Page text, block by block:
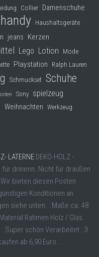
Collier Damenschuhe
handy Haushaltsgeräte
jeans Kerzen
Lego Lotion Mode
Playstation Ralph Lauren
Schmuckset Schuhe
Sony spielzeug
Weihnachten Werkzeug
LATERNE DEKO-HOLZ -
für drinenn. Nicht für draußen
bieten diesen Posten
Konditionen an.
siehe unten. : Maße ca. 48
Rahmen Holz / Glas
: Super schön Verarbeitet : 3
ab 6,90 Euro ...